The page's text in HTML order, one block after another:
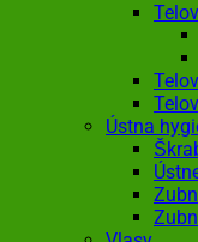
Ústna